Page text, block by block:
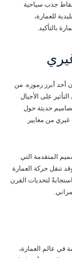
نقاط جذب سياحية
للعمارة،
بالتأكيد.
أحد أبرز رموزه. من
على الأجيال
تصاميم حديثة حول
غيري من معايير
المتقدمة التي
تنقل حركة العمارة
لتحديات القرن
في عالم العمارة،